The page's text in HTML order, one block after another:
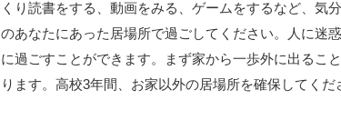
くり読書をする、動画をみる、ゲームをするなど、気
のあなたにあった居場所で過ごしてください。人に迷
に過ごすことができます。まず家から一歩外に出るこ
ります。高校3年間、お家以外の居場所を確保してくだ